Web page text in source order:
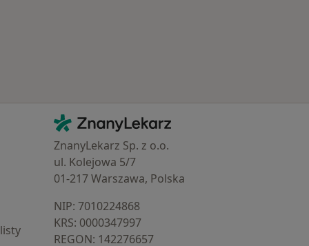
Kontakt
ZnanyLekarz - Strona główna
ZnanyLekarz Sp. z o.o.
ul. Kolejowa 5/7
01-217 Warszawa, Polska
NIP: ⁠7010224868
KRS: ⁠0000347997
REGON: ⁠142276657